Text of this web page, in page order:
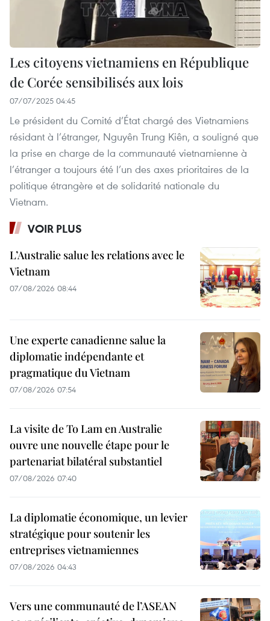
Les citoyens vietnamiens en République
de Corée sensibilisés aux lois
07/07/2025 04:45
Le président du Comité d’État chargé des Vietnamiens
résidant à l’étranger, Nguyên Trung Kiên, a souligné que
la prise en charge de la communauté vietnamienne à
l’étranger a toujours été l’un des axes prioritaires de la
politique étrangère et de solidarité nationale du
Vietnam.
VOIR PLUS
L’Australie salue les relations avec le
Vietnam
07/08/2026 08:44
Une experte canadienne salue la
diplomatie indépendante et
pragmatique du Vietnam
07/08/2026 07:54
La visite de To Lam en Australie
ouvre une nouvelle étape pour le
partenariat bilatéral substantiel
07/08/2026 07:40
La diplomatie économique, un levier
stratégique pour soutenir les
entreprises vietnamiennes
07/08/2026 04:43
Vers une communauté de l’ASEAN